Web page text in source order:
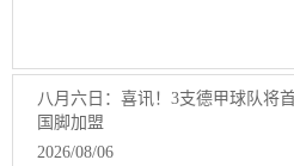
八月六日：喜讯！3支德甲球队将
国脚加盟
2026/08/06